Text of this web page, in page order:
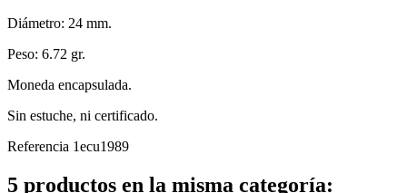
Diámetro: 24 mm.
Peso: 6.72 gr.
Moneda encapsulada.
Sin estuche, ni certificado.
Referencia 1ecu1989
5 productos en la misma categoría: